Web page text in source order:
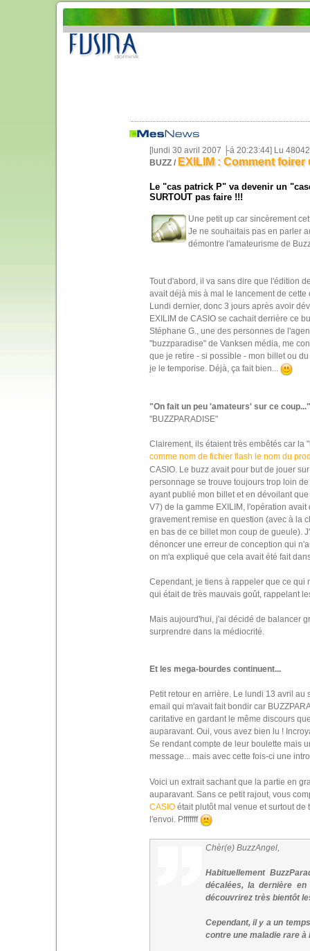
[lundi 30 avril 2007 ├á 20:23:44] Lu
BUZZ / EXILIM : Comment
Le "cas patrick P" va devenir un
SURTOUT pas faire !!!
Une petit up car sincèrement
Je ne souhaitais pas en parler
démontre l'amateurisme de
Tout d'abord, il va sans dire que l'édition
avait déjà mis à mal le lancement de cette
Lundi dernier, donc 3 jours après avoir
EXILIM de CASIO se cachait derrière ce
Stéphane G., une des personnes de
"buzzparadise" de Vanksen média, me
que je retire - si possible - mon billet ou
je le temporise. Déjà, ça fait bien...
"On fait un peu 'amateurs' sur ce coup..."
"BUZZPARADISE"
Clairement, ils étaient très embêtés car la
comme nom de fichier flash le nom du
CASIO. Le buzz avait pour but de jouer
personnage se trouve toujours trop loin
ayant publié mon billet et en dévoilant
V7) de la gamme EXILIM, l'opération
gravement remise en question (avec à la
en bas de ce billet mon coup de gueule).
dénoncer une erreur de conception qui
on m'a expliqué que cela avait été fait
Cependant, je tiens à rappeler que ce qui
qui était de très mauvais goût, rappelant
Mais aujourd'hui, j'ai décidé de balancer
surprendre dans la médiocrité.
Et les mega-bourdes continuent...
Petit retour en arrière. Le lundi 13 avril
email qui m'avait fait bondir car
caritative en gardant le même discours
auparavant. Oui, vous avez bien lu !
Se rendant compte de leur boulette mais
message... mais avec cette fois-ci une
Voici un extrait sachant que la partie en
auparavant. Sans ce petit rajout, vous
CASIOétait plutôt mal venue et surtout de
l'envoi. Pfffffff
Chèr(e) BuzzAngel,
Habituellement
décalées, la dernière
découvrirez très bientôt
Cependant, il y a un
contre une maladie rare